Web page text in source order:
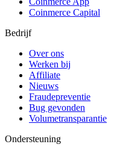
Coinmerce Capital
Bedrijf
Over ons
Werken bij
Affiliate
Nieuws
Fraudepreventie
Bug gevonden
Volumetransparantie
Ondersteuning